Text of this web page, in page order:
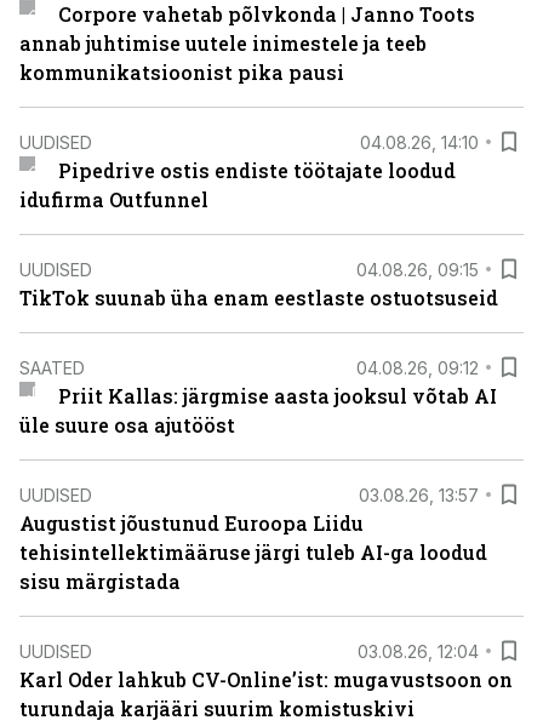
Corpore vahetab põlvkonda | Janno Toots
annab juhtimise uutele inimestele ja teeb
kommunikatsioonist pika pausi
UUDISED 04.08.26, 14:10
Pipedrive ostis endiste töötajate loodud
idufirma Outfunnel
UUDISED 04.08.26, 09:15
TikTok suunab üha enam eestlaste ostuotsuseid
SAATED 04.08.26, 09:12
Priit Kallas: järgmise aasta jooksul võtab AI
üle suure osa ajutööst
UUDISED 03.08.26, 13:57
Augustist jõustunud Euroopa Liidu
tehisintellektimääruse järgi tuleb AI-ga loodud
sisu märgistada
UUDISED 03.08.26, 12:04
Karl Oder lahkub CV-Online’ist: mugavustsoon on
turundaja karjääri suurim komistuskivi